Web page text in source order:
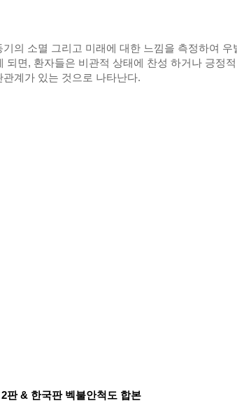
의 소멸 그리고 미래에 대한 느낌을 측정하여
되면, 환자들은 비관적 상태에 찬성 하거나 긍정
계가 있는 것으로 나타난다.
판 & 한국판 벡불안척도 합본